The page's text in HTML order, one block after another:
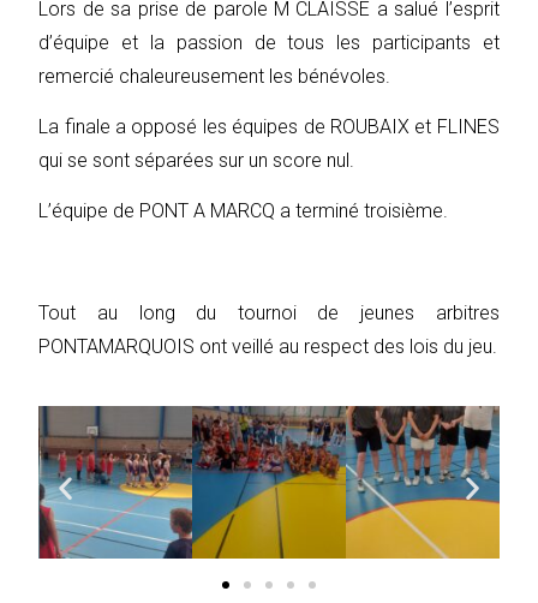
Lors de sa prise de parole M CLAISSE a salué l’esprit
d’équipe et la passion de tous les participants et
remercié chaleureusement les bénévoles.
La finale a opposé les équipes de ROUBAIX et FLINES
qui se sont séparées sur un score nul.
L’équipe de PONT A MARCQ a terminé troisième.
Tout au long du tournoi de jeunes arbitres
PONTAMARQUOIS ont veillé au respect des lois du jeu.